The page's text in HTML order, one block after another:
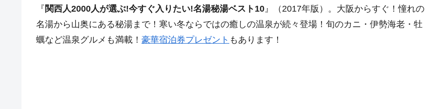
『 関西人2000人が選ぶ!今すぐ入りたい!名湯秘湯ベスト10』（2017年版）。大阪からすぐ！憧れの
名湯から山奥にある秘湯まで！寒い冬ならではの癒しの温泉が続々登場！旬のカニ・伊勢海老・牡
蠣など温泉グルメも満載！ 豪華宿泊券プレゼント もあります！